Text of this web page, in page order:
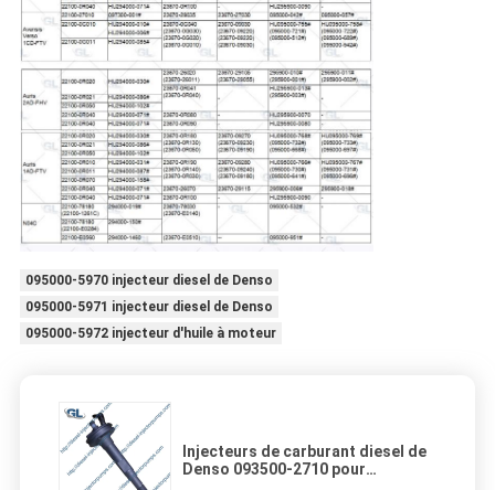
095000-5970 injecteur diesel de Denso
095000-5971 injecteur diesel de Denso
095000-5972 injecteur d'huile à moteur
Injecteurs de carburant diesel de
Denso 093500-2710 pour